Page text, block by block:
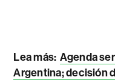
Lea más: Agenda
Argentina; decisión